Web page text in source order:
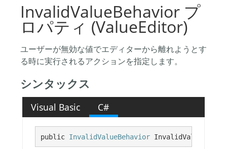
InvalidValueBehavior プ
ロパティ (ValueEditor)
ユーザーが無効な値でエディターから離れようとす
る時に実行されるアクションを指定します。
シンタックス
Visual Basic C#
public InvalidValueBehavior